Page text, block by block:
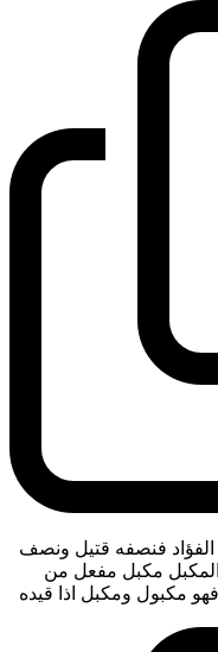
فنصفه قتيل ونصف
مكبل مفعل من
فهو مكبول ومكبل اذا قيده